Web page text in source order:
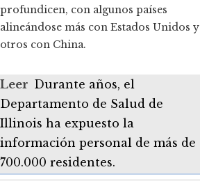
profundicen, con algunos países
alineándose más con Estados Unidos y
otros con China.
Leer Durante años, el
Departamento de Salud de
Illinois ha expuesto la
información personal de más de
700.000 residentes.